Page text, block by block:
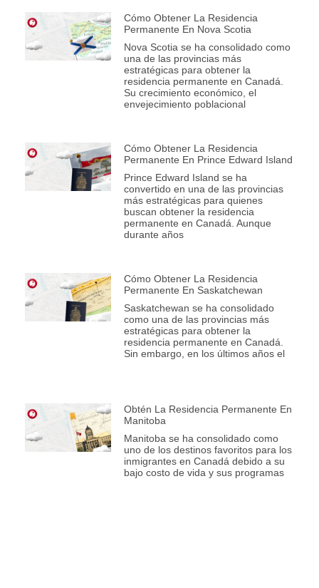
Cómo Obtener La Residencia
Permanente En Nova Scotia
Nova Scotia se ha consolidado como
una de las provincias más
estratégicas para obtener la
residencia permanente en Canadá.
Su crecimiento económico, el
envejecimiento poblacional
Cómo Obtener La Residencia
Permanente En Prince Edward Island
Prince Edward Island se ha
convertido en una de las provincias
más estratégicas para quienes
buscan obtener la residencia
permanente en Canadá. Aunque
durante años
Cómo Obtener La Residencia
Permanente En Saskatchewan
Saskatchewan se ha consolidado
como una de las provincias más
estratégicas para obtener la
residencia permanente en Canadá.
Sin embargo, en los últimos años el
Obtén La Residencia Permanente En
Manitoba
Manitoba se ha consolidado como
uno de los destinos favoritos para los
inmigrantes en Canadá debido a su
bajo costo de vida y sus programas